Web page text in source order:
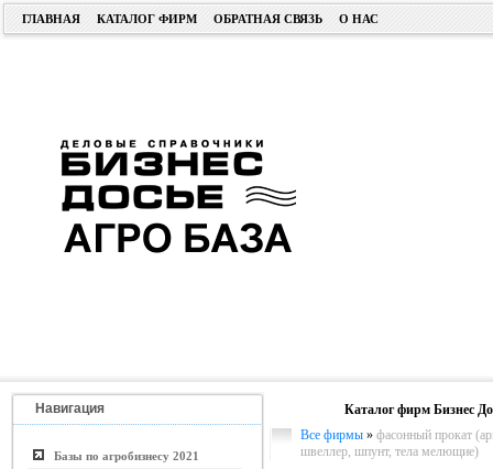
ГЛАВНАЯ КАТАЛОГ ФИРМ ОБРАТНАЯ СВЯЗЬ О НАС
Навигация
Базы по агробизнесу 2021
Каталог фирм Бизнес
Все фирмы » фасонный прокат
швеллер, шпунт, тела мелющие)